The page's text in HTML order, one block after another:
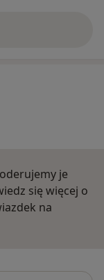
je
się więcej o
na